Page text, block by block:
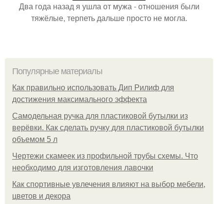
Два года назад я ушла от мужа - отношения были
тяжёлые, терпеть дальше просто не могла.
Популярные материалы
Как правильно использовать Дип Рилиф для
достижения максимального эффекта
Самодельная ручка для пластиковой бутылки из
верёвки. Как сделать ручку для пластиковой бутылки
объемом 5 л
Чертежи скамеек из профильной трубы схемы. Что
необходимо для изготовления лавочки
Как спортивные увлечения влияют на выбор мебели,
цветов и декора